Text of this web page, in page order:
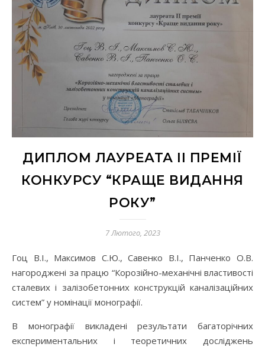
ДИПЛОМ ЛАУРЕАТА ІІ ПРЕМІЇ
КОНКУРСУ “КРАЩЕ ВИДАННЯ
РОКУ”
7 Лютого, 2023
Гоц В.І., Максимов С.Ю., Савенко В.І., Панченко О.В.
нагороджені за працю “Корозійно-механічні властивості
сталевих і залізобетонних конструкцій каналізаційних
систем” у номінації монографії.
В монографії викладені результати багаторічних
експериментальних і теоретичних досліджень